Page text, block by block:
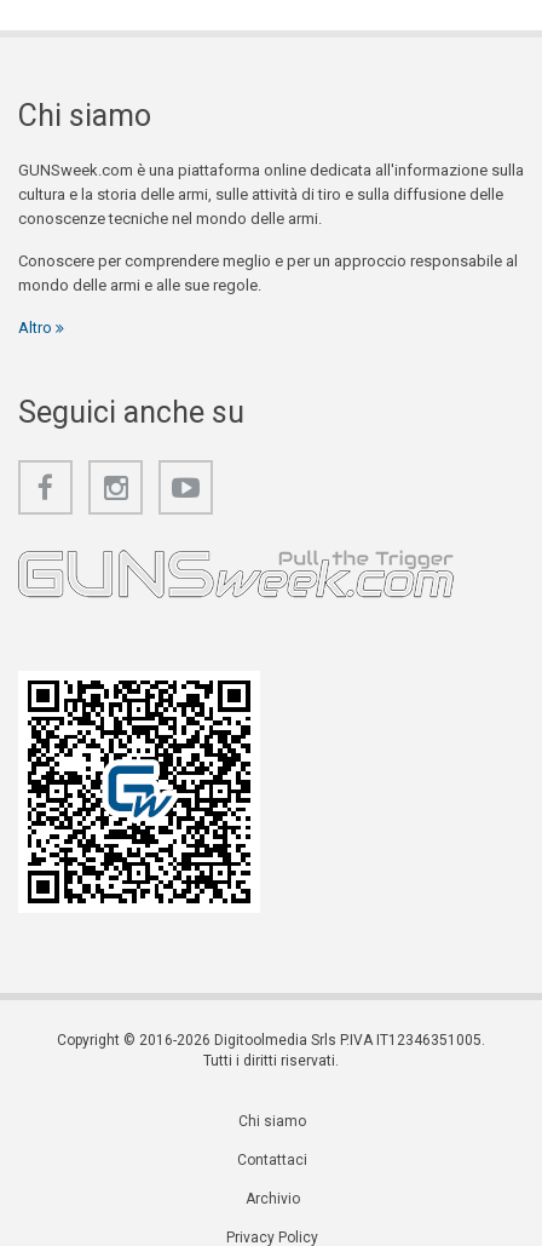
Chi siamo
GUNSweek.com è una piattaforma online dedicata all'informazione sulla
cultura e la storia delle armi, sulle attività di tiro e sulla diffusione delle
conoscenze tecniche nel mondo delle armi.
Conoscere per comprendere meglio e per un approccio responsabile al
mondo delle armi e alle sue regole.
Altro
Seguici anche su
Copyright © 2016-2026 Digitoolmedia Srls P.IVA IT12346351005.
Tutti i diritti riservati.
Chi siamo
Contattaci
Archivio
Privacy Policy